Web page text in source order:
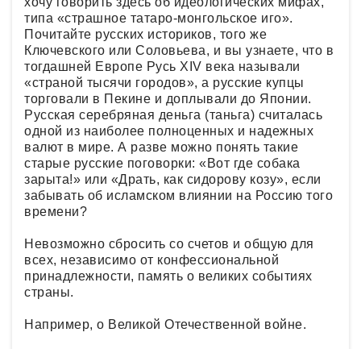
типа «страшное татаро-монгольское иго».
Почитайте русских историков, того же
Ключевского или Соловьева, и вы узнаете, что в
тогдашней Европе Русь XIV века называли
«страной тысячи городов», а русские купцы
торговали в Пекине и доплывали до Японии.
Русская серебряная деньга (таньга) считалась
одной из наиболее полноценных и надежных
валют в мире. А разве можно понять такие
старые русские поговорки: «Вот где собака
зарыта!» или «Драть, как сидорову козу», если
забывать об исламском влиянии на Россию того
времени?
Невозможно сбросить со счетов и общую для
всех, независимо от конфессиональной
принадлежности, память о великих событиях
страны.
Например, о Великой Отечественной войне.